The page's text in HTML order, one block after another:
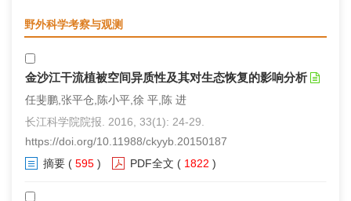
野外科学考察与观测
金沙江干流植被空间异质性及其对生态恢复的影响分析
任斐鹏,张平仓,陈小平,徐 平,陈 进
长江科学院院报. 2016, 33(1): 24-29.
https://doi.org/10.11988/ckyyb.20150187
摘要 ( 595 ) PDF全文 ( 1822 )